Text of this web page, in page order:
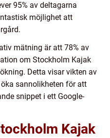
95% av deltagarna
möjlighet att
mätning är att 78% av
om Stockholm Kajak
Detta visar vikten av
sannolikheten för att
snippet i ett Google-
Kajak